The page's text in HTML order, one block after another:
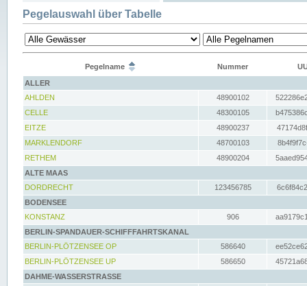
Pegelauswahl über Tabelle
Pegelname Nummer
ALLER
AHLDEN
48900102
CELLE
48300105
EITZE
48900237
MARKLENDORF
48700103
RETHEM
48900204
ALTE MAAS
DORDRECHT
123456785
BODENSEE
KONSTANZ
906
BERLIN-SPANDAUER-SCHIFFFAHRTSKANAL
BERLIN-PLÖTZENSEE OP
586640
BERLIN-PLÖTZENSEE UP
586650
DAHME-WASSERSTRASSE